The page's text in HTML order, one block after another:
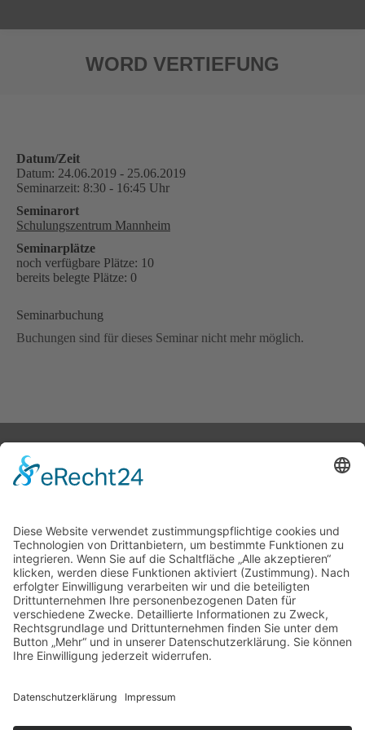
WORD VERTIEFUNG
Datum/Zeit
Datum: 24.06.2019 - 25.06.2019
Seminarzeit: 8:30 - 16:45 Uhr
Seminarort
Schulungszentrum Mannheim
Seminarplätze
noch verfügbare Plätze: 10
bereits belegte Plätze: 0
Seminarbuchung
Buchungen sind für dieses Seminar nicht mehr möglich.